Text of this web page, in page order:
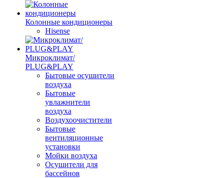
Колонные кондиционеры
Hisense
Микроклимат/
PLUG&PLAY
Бытовые осушители
воздуха
Бытовые
увлажнители
воздуха
Воздухоочистители
Бытовые
вентиляционные
установки
Мойки воздуха
Осушители для
бассейнов